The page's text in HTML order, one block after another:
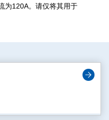
为120A。请仅将其用于